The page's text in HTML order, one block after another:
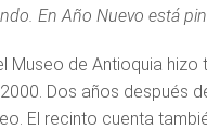
En Año Nuevo está
de Antioquia
Dos años después
El recinto cuenta